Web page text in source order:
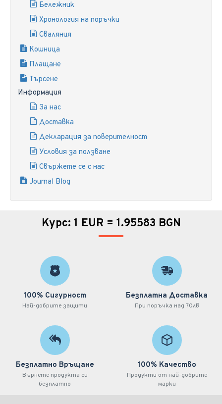
Бележник
Хронология на поръчки
Сваляния
Кошница
Плащане
Търсене
Информация
За нас
Доставка
Декларация за поверителност
Условия за ползване
Свържете се с нас
Journal Blog
Курс: 1 EUR = 1.95583 BGN
100% Сигурност
Най-добрите защити
Безплатна Доставка
При поръчка над 70лв
Безплатно Връщане
Върнете продукта си
безплатно
100% Качество
Продукти от най-добрите
марки